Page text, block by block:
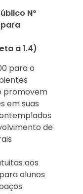
Nº
a 1.4)
para o
promovem
em suas
de
aos
alunos